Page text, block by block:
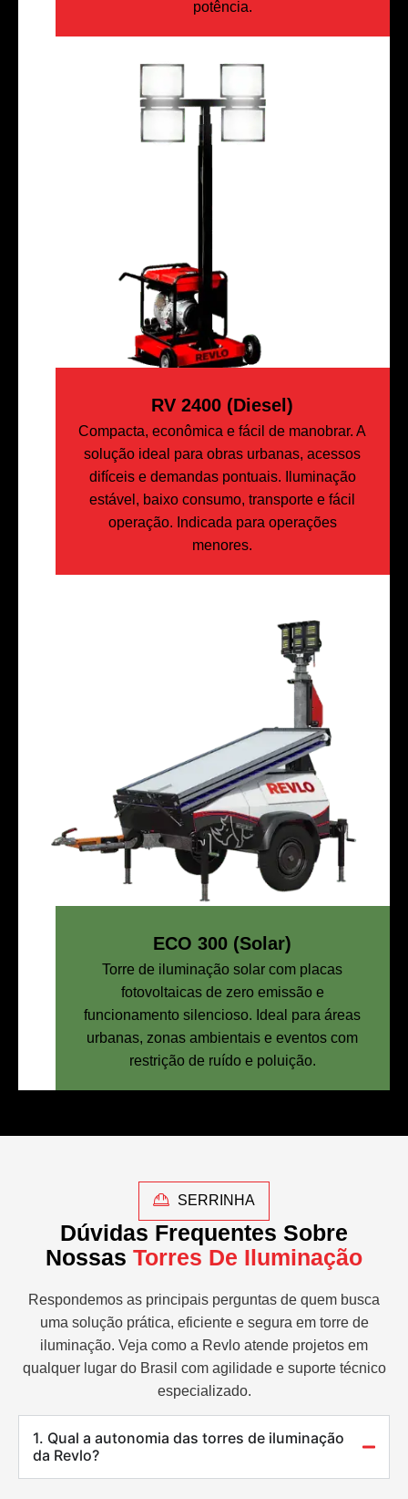
potência.
RV 2400 (Diesel)
Compacta, econômica e fácil de manobrar. A
solução ideal para obras urbanas, acessos
difíceis e demandas pontuais. Iluminação
estável, baixo consumo, transporte e fácil
operação. Indicada para operações
menores.
ECO 300 (Solar)
Torre de iluminação solar com placas
fotovoltaicas de zero emissão e
funcionamento silencioso. Ideal para áreas
urbanas, zonas ambientais e eventos com
restrição de ruído e poluição.
SERRINHA
Dúvidas Frequentes Sobre
Nossas Torres De Iluminação
Respondemos as principais perguntas de quem busca
uma solução prática, eficiente e segura em torre de
iluminação. Veja como a Revlo atende projetos em
qualquer lugar do Brasil com agilidade e suporte técnico
especializado.
1. Qual a autonomia das torres de iluminação
da Revlo?